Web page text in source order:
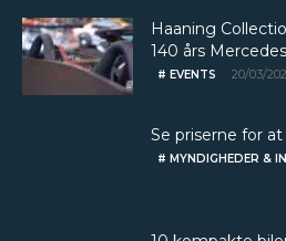
Haaning
140 års
# EVENTS 20/03/
Se priserne for
# MYNDIGHEDER &